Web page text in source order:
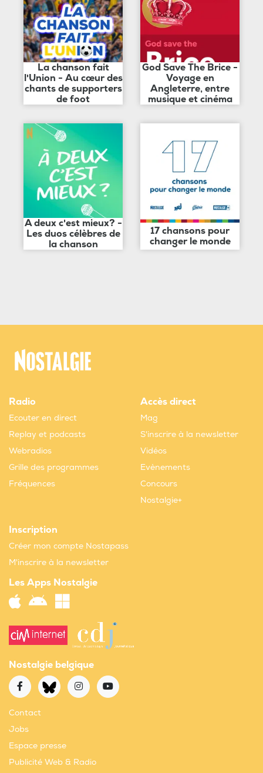
La chanson fait
l'Union - Au cœur des
chants de supporters
de foot
God Save The Brice -
Voyage en
Angleterre, entre
musique et cinéma
A deux c'est mieux? -
Les duos célèbres de
la chanson
17 chansons pour
changer le monde
Radio
Ecouter en direct
Replay et podcasts
Webradios
Grille des programmes
Fréquences
Accès direct
Mag
S'inscrire à la newsletter
Vidéos
Evènements
Concours
Nostalgie+
Inscription
Créer mon compte Nostapass
M'inscrire à la newsletter
Les Apps Nostalgie
Nostalgie belgique
Contact
Jobs
Espace presse
Publicité Web & Radio